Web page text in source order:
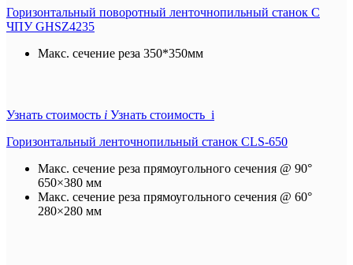
Горизонтальный поворотный ленточнопильный станок С
ЧПУ GHSZ4235
Макс. сечение реза 350*350мм
Узнать стоимость i Узнать стоимость i
Горизонтальный ленточнопильный станок CLS-650
Макс. сечение реза прямоугольного сечения @ 90°
650×380 мм
Макс. сечение реза прямоугольного сечения @ 60°
280×280 мм